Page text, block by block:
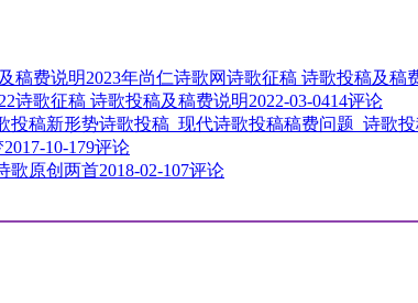
2023年尚仁诗歌网诗歌征稿 诗歌投稿及稿
诗歌征稿 诗歌投稿及稿费说明2022-03-0414评论
诗歌投稿_现代诗歌投稿稿费问题_诗歌
2017-10-179评论
歌原创两首2018-02-107评论